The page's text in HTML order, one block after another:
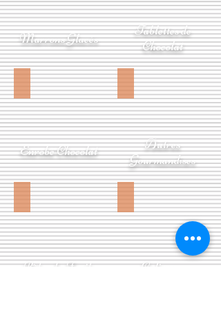
Marrons Glacés
Tablettes de
Chocolat
Enrobé Chocolat
Calissons
Pâtes de Fruits
Autres
Gourmandises